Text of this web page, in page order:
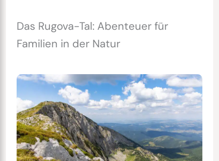
Das Rugova-Tal: Abenteuer für
Familien in der Natur